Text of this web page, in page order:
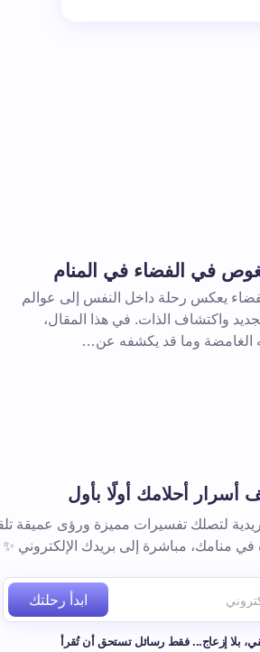
في الفضاء في المنام
يعكس رحلة داخل النفس إلى عوالم
واكتشاف الذات. في هذا المقال،
الغامضة وما قد يكشفه عن…
أسرار أحلامك أولًا بأول
لتصلك تفسيرات مميزة ورؤى عميقة
في منامك، مباشرة إلى بريدك الإلكتروني ✨
ابدأ رحلتك
بلا إزعاج... فقط رسائل تستحق أن تُقرأ